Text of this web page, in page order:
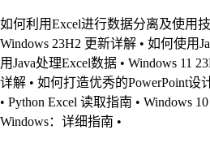
如何利用Excel进行数据分离及使用
Windows 23H2 更新详解 • 如何使用
用Java处理Excel数据 • Windows 11
详解 • 如何打造优秀的PowerPoint设
• Python Excel 读取指南 • Windows
Windows：详细指南 •